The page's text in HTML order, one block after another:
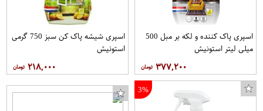
اسپری پاک کننده و لکه بر مبل 500
میلی لیتر استونیش
۳۷۷,۲۰۰
اسپری شیشه پاک کن سبز 750 گرمی
استونیش
۲۱۸,۰۰۰
3%